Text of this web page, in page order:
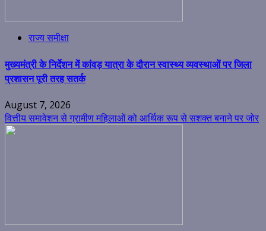
राज्य समीक्षा
मुख्यमंत्री के निर्देशन में कांवड़ यात्रा के दौरान स्वास्थ्य व्यवस्थाओं पर जिला
प्रशासन पूरी तरह सतर्क
August 7, 2026
वित्तीय समावेशन से ग्रामीण महिलाओं को आर्थिक रूप से सशक्त बनाने पर जोर